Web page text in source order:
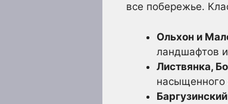
все побережье.
Ольхон и
ландшафтов
Листвянка,
насыщенного